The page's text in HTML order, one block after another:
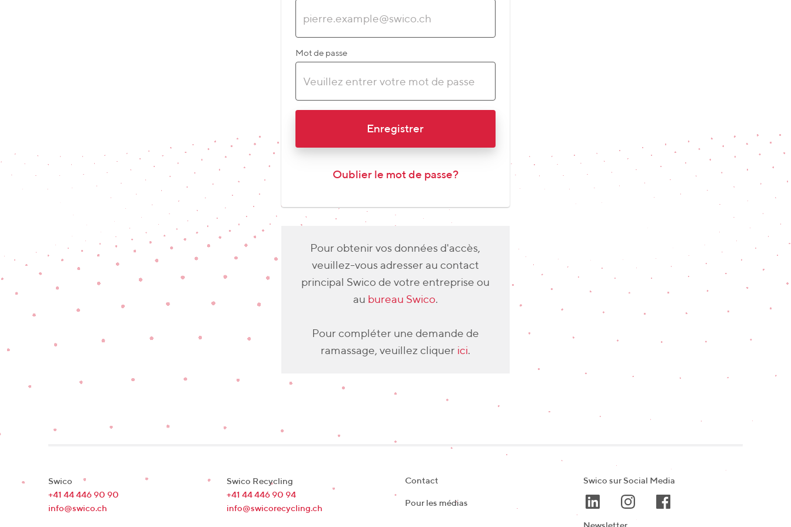
Mot de passe
Enregistrer
Oublier le mot de passe?
Pour obtenir vos données d'accès,
veuillez-vous adresser au contact
principal Swico de votre entreprise ou
au bureau Swico.
Pour compléter une demande de
ramassage, veuillez cliquer ici.
Swico
+41 44 446 90 90
info@swico.ch
Swico Recycling
+41 44 446 90 94
info@swicorecycling.ch
Contact
Pour les médias
Swico sur Social Media